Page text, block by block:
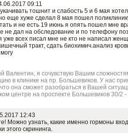
09:11
тошнит и слабость 5 и 6 мая
еще хуже сделал 8 мая пошел
и не есть 19 июнь я опять пошел мне
не дал на обследование и по телефону
уже всех писал мне не кто не написал
тракт, сдать биохимич.анализ
Валентин, я сочувствую Вашим
в клинике на пр. Большевиков. У нас
она сможет разобраться в Вашей
центре на проспекте Большевиков 30/
12:43
Можно узнать, какие именно гормоны
этого скрининга.